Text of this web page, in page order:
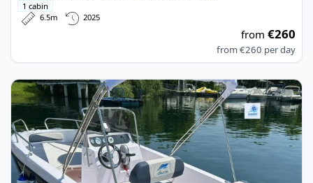
1 cabin
6.5m
2025
from €260
from€260 per day
View details for NAUTICA SERVICE - MARINE SITE OPEN 18